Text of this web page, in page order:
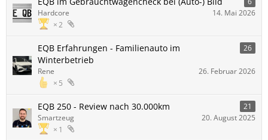
2
Hardcore 14. Mai 2026
EQB Erfahrungen - Familienauto im
Winterbetrieb
26
5
Rene 26. Februar 2026
EQB 250 - Review nach 30.000km 21
1
Smartzeug 20. August 2025